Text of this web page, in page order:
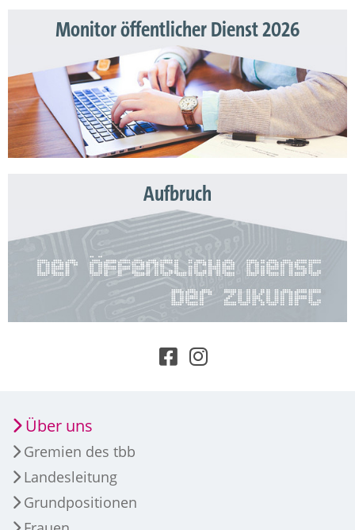
Monitor öffentlicher Dienst 2026
Aufbruch
Über uns
Gremien des tbb
Landesleitung
Grundpositionen